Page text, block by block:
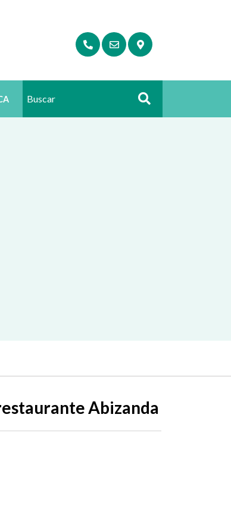
Buscar
Abizanda